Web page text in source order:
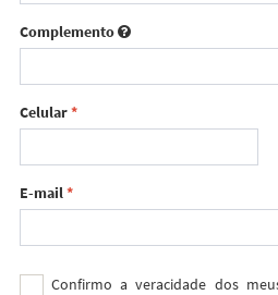
Complemento
Celular*
E-mail*
Confirmo a veracidade dos